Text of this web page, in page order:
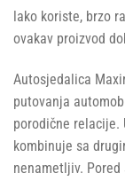
lako koriste, brzo
ovakav proizvod
Autosjedalica
putovanja
porodične relacije.
kombinuje sa
nenametljiv.